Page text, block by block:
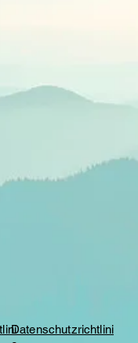
Datenschutzrichtlini